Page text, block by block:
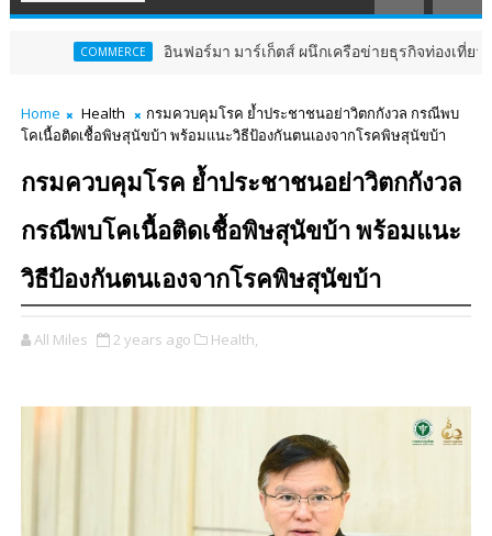
อินฟอร์มา มาร์เก็ตส์ ผนึกเครือข่ายธุรกิจท่องเที่ยว-บริการ จัด
Home Health
กรมควบคุมโรค ย้ำประชาชนอย่าวิตกกังวล กรณีพบ
โคเนื้อติดเชื้อพิษสุนัขบ้า พร้อมแนะวิธีป้องกันตนเองจากโรคพิษสุนัขบ้า
กรมควบคุมโรค ย้ำประชาชนอย่าวิตกกังวล
กรณีพบโคเนื้อติดเชื้อพิษสุนัขบ้า พร้อมแนะ
วิธีป้องกันตนเองจากโรคพิษสุนัขบ้า
All Miles 2 years ago Health,